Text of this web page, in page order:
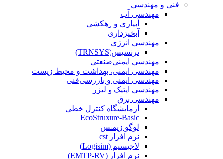
فنی و مهندسی
مهندسی آب
آبیاری و زهکشی
آبخیزداری
مهندسی انرژی
ترنسیس(TRNSYS)
مهندسی ایمنی‌صنعتی
مهندسی ایمنی، بهداشت و محیط زیست
مهندسی ایمنی‌ و‌ بازرسی‌فنی
مهندسی اپتیک و لیزر
مهندسی برق
آزمایشگاه کنترل خطی
EcoStruxure-Basic
لوگو زیمنس
نرم افزار cst
لاجیسیم (Logisim)
نرم افزار (EMTP-RV)